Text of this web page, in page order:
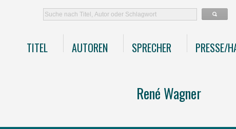
TITEL AUTOREN SPRECHER PRESSE/
René Wagner